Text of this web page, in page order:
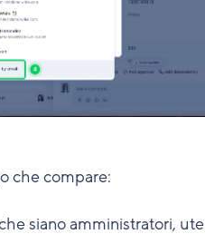
che compare:
siano amministratori,